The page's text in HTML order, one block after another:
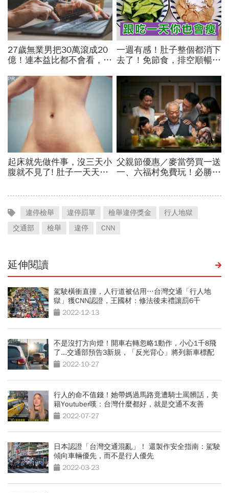
違停檢舉 違停罰單 檢舉違停獎金
行人地獄
交通部
檢舉 違停 CNN
延伸閱讀
駕駛橫衝直撞，人行道被佔用…台灣交通「行人地
獄」獲CNN認證，王國材：修法後未禮讓罰6千
2022-12-13
不是沒打方向燈！開車右轉忽略1動作，小心1千8飛
了...交通部預告3新規，「反光背心」將列新車標配
2022-10-27
行人的命不值錢！她帶媽過馬路竟遭騎士罵髒話，美
籍Youtuber嘆：台灣什麼都好，就是交通不友善
2022-07-27
日本認證「台灣交通混亂」！ 還製作安全指南：駕駛
傾向車輛優先，而不是行人優先
2022-03-23